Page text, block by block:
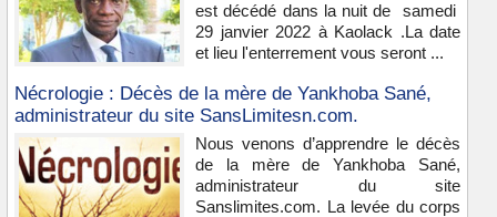
est décédé dans la nuit de samedi
29 janvier 2022 à Kaolack .La date
et lieu l'enterrement vous seront ...
Nécrologie : Décès de la mère de Yankhoba Sané,
administrateur du site SansLimitesn.com.
Nous venons d’apprendre le décès
de la mère de Yankhoba Sané,
administrateur du site
Sanslimites.com. La levée du corps